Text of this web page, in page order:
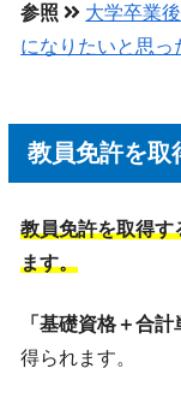
参照
大学卒業
になりたいと思っ
教員免許を取
教員免許を取得す
ます。
「基礎資格＋合計
得られます。